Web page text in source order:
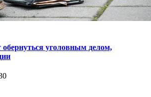
уголовным делом,